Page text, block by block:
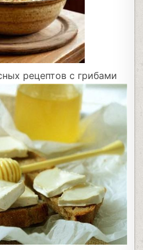
рецептов с грибами